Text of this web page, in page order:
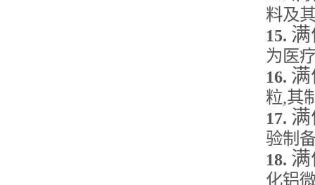
料及
15.
为医
16.
粒,其
17.
验制
18.
化铝